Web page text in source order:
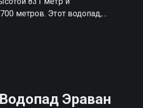
метров. Этот водопад,
Канчанабури, назван в
Эраван